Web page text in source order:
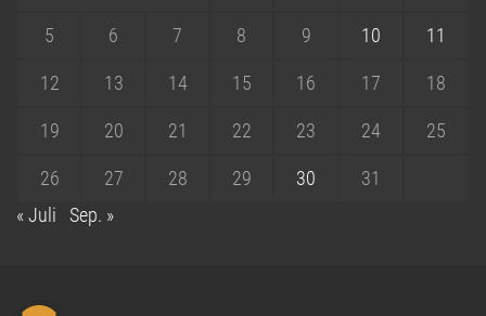
5 6 7 8 9 10 11
12 13 14 15 16 17 18
19 20 21 22 23 24 25
26 27 28 29 30
31
« Juli
Sep. »